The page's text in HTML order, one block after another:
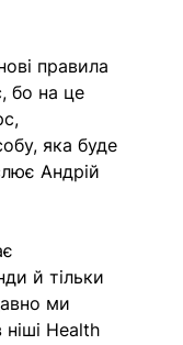
правила
бо на це
яка буде
Андрій
й тільки
ми
Health